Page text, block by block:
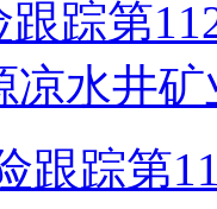
踪第
凉水井